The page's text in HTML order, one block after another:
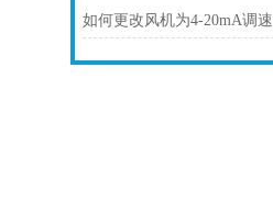
如何更改风机为4-20mA调速